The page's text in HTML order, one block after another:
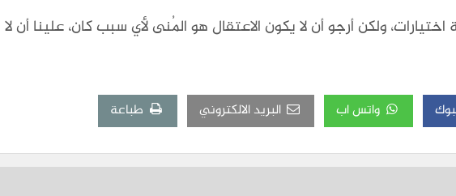
اختيارات، ولكن أرجو أن لا يكون الاعتقال هو المُنى لأي سبب كان، علينا أن
واتس اب البريد الالكتروني طباعة